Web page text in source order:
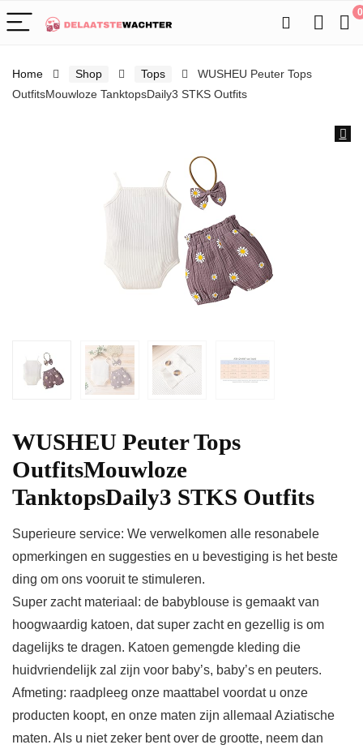
0
Home Shop Tops
WUSHEU Peuter Tops
OutfitsMouwloze TanktopsDaily3 STKS Outfits
WUSHEU Peuter Tops
OutfitsMouwloze
TanktopsDaily3 STKS Outfits
Superieure service: We verwelkomen alle resonabele
opmerkingen en suggesties en u bevestiging is het beste
ding om ons vooruit te stimuleren.
Super zacht materiaal: de babyblouse is gemaakt van
hoogwaardig katoen, dat super zacht en gezellig is om
dagelijks te dragen. Katoen gemengde kleding die
huidvriendelijk zal zijn voor baby’s, baby’s en peuters.
Afmeting: raadpleeg onze maattabel voordat u onze
producten koopt, en onze maten zijn allemaal Aziatische
maten. Als u niet zeker bent over de grootte, neem dan